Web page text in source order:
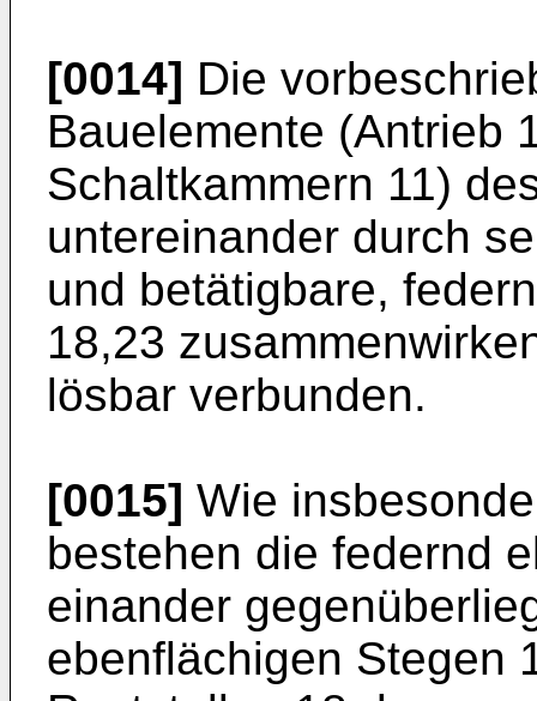
[0014] Die
Bauelemente (Antrieb
Schaltkammern 11)
untereinander durch
und betätigbare,
18,23
lösbar verbunden.
[0015] Wie
bestehen die federnd
einander
ebenflächigen Stegen